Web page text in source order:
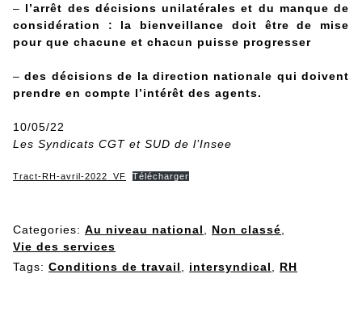
– l’arrêt des décisions unilatérales et du manque de
considération : la bienveillance doit être de mise
pour que chacune et chacun puisse progresser
–des décisions de la direction nationale qui doivent
prendre en compte l’intérêt des agents.
10/05/22
Les Syndicats CGT et SUD de l’Insee
Tract-RH-avril-2022_VF Télécharger
Categories: Au niveau national Non classé
Vie des services
Tags: Conditions de travail intersyndical RH